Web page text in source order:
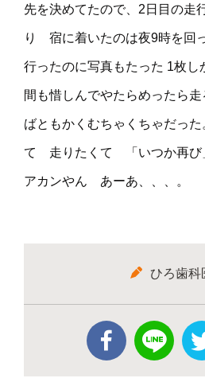
先を決めてたので、2日目の走
り 宿に着いたのは夜9時を回
行ったのに写真もたった 1枚
間も惜しんでやたらめったら
ばともかくむちゃくちゃだった
て 走りたくて 「いつか再び
アカンやん あーあ、、、。
ひろ歯科